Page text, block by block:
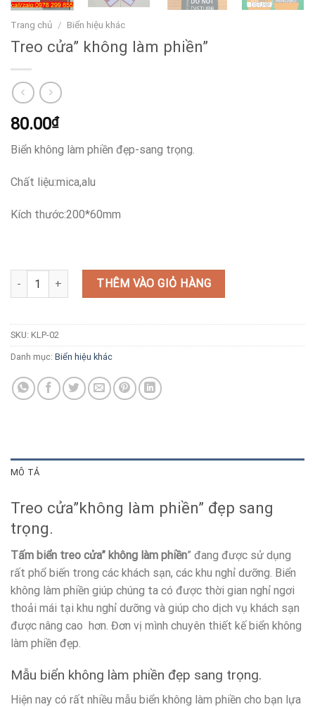
Trang chủ / Biển hiệu khác
Treo cửa” không làm phiền”
80.00₫
Biển không làm phiền đẹp-sang trọng.
Chất liệu:mica,alu
Kích thước:200*60mm
Treo cửa" không làm phiền" số lượng
THÊM VÀO GIỎ HÀNG
SKU: KLP-02
Danh mục: Biển hiệu khác
MÔ TẢ
Treo cửa”không làm phiền” đẹp sang
trọng.
Tấm biển treo cửa” không làm phiền” đang được sử dụng
rất phổ biến trong các khách sạn, các khu nghỉ dưỡng. Biển
không làm phiền giúp chúng ta có được thời gian nghỉ ngơi
thoải mái tại khu nghỉ dưỡng và giúp cho dịch vụ khách sạn
được nâng cao hơn. Đơn vị mình chuyên thiết kế biển không
làm phiền đẹp.
Mẫu biển không làm phiền đẹp sang trọng.
Hiện nay có rất nhiều mẫu biển không làm phiền cho bạn lựa